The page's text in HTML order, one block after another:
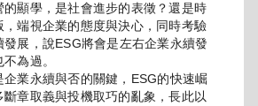
的顯學，是社會進步的表徵？還是時
端視企業的態度與決心，同時考驗
展，說ESG將會是左右企業永續發
為過。
企業永續與否的關鍵，ESG的快速崛
章取義與投機取巧的亂象，長此以